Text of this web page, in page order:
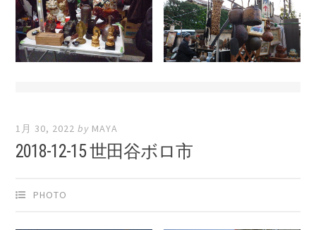
1月 30, 2022 by MAYA
2018-12-15 世田谷ボロ市
PHOTO